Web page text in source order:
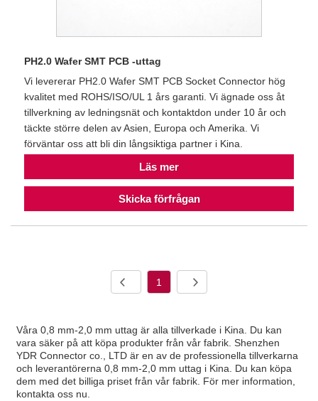
PH2.0 Wafer SMT PCB -uttag
Vi levererar PH2.0 Wafer SMT PCB Socket Connector hög
kvalitet med ROHS/ISO/UL 1 års garanti. Vi ägnade oss åt
tillverkning av ledningsnät och kontaktdon under 10 år och
täckte större delen av Asien, Europa och Amerika. Vi
förväntar oss att bli din långsiktiga partner i Kina.
Läs mer
Skicka förfrågan
1
Våra 0,8 mm-2,0 mm uttag är alla tillverkade i Kina. Du kan
vara säker på att köpa produkter från vår fabrik. Shenzhen
YDR Connector co., LTD är en av de professionella tillverkarna
och leverantörerna 0,8 mm-2,0 mm uttag i Kina. Du kan köpa
dem med det billiga priset från vår fabrik. För mer information,
kontakta oss nu.